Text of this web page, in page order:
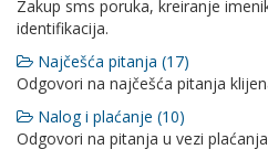
Zakup sms poruka, kreiranje
identifikacija.
Najčešća pitanja (17)
Odgovori na najčešća pitanja
Nalog i plaćanje (10)
Odgovori na pitanja u vezi